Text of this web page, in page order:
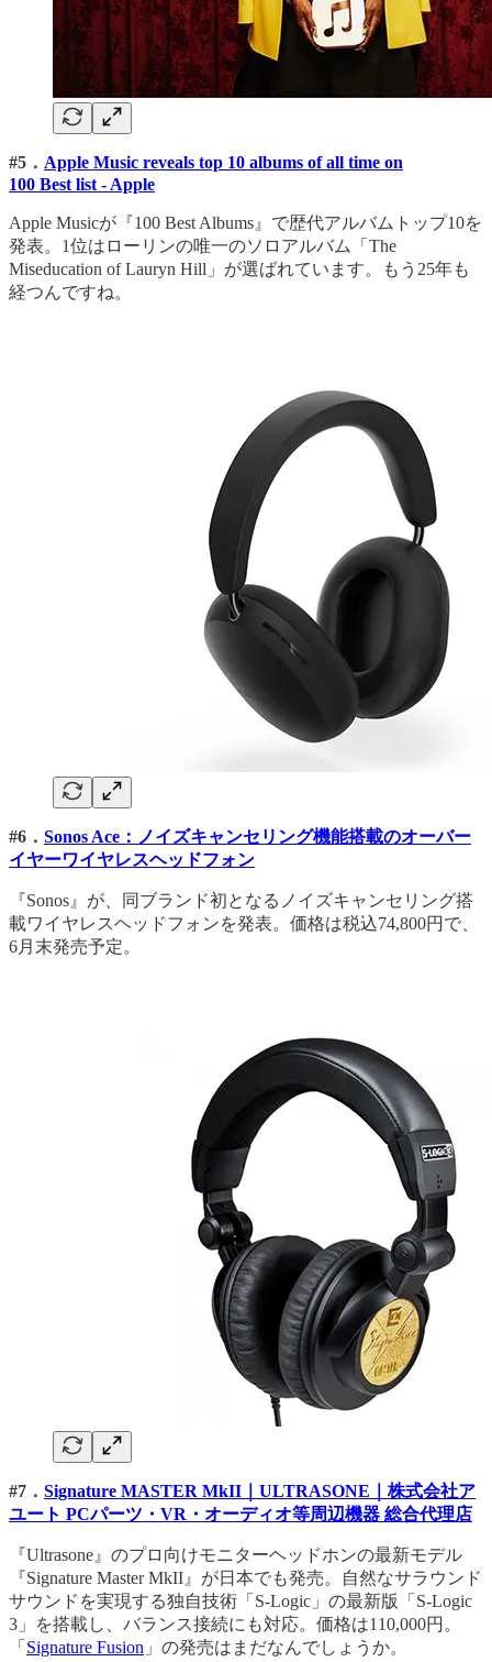
#5． Apple Music reveals top 10 albums of all time on
100 Best list - Apple
Apple Musicが『100 Best Albums』で歴代アルバムトップ10を
発表。1位はローリンの唯一のソロアルバム「The
Miseducation of Lauryn Hill」が選ばれています。もう25年も
経つんですね。
#6． Sonos Ace：ノイズキャンセリング機能搭載のオーバー
イヤーワイヤレスヘッドフォン
『Sonos』が、同ブランド初となるノイズキャンセリング搭
載ワイヤレスヘッドフォンを発表。価格は税込74,800円で、
6月末発売予定。
#7． Signature MASTER MkII｜ULTRASONE｜株式会社ア
ユート PCパーツ・VR・オーディオ等周辺機器 総合代理店
『Ultrasone』のプロ向けモニターヘッドホンの最新モデル
『Signature Master MkII』が日本でも発売。自然なサラウンド
サウンドを実現する独自技術「S-Logic」の最新版「S-Logic
3」を搭載し、バランス接続にも対応。価格は110,000円。
「 Signature Fusion 」の発売はまだなんでしょうか。